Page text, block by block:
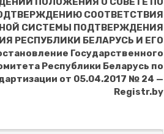
СООТВЕТСТВИЯ
СИСТЕМЫ ПОДТВЕРЖДЕНИЯ
РЕСПУБЛИКИ БЕЛАРУСЬ И ЕГО
Государственного
Республики Беларусь по
от 05.04.2017 № 24 —
Registr.by